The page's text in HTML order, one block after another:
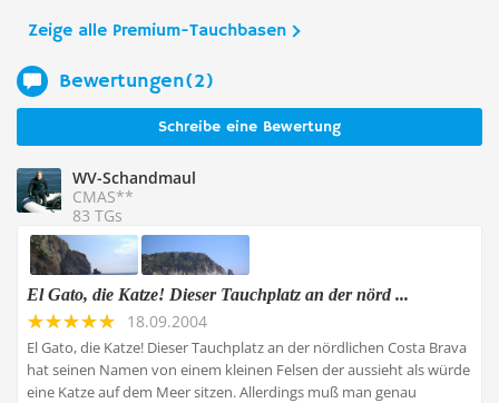
Zeige alle Premium-Tauchbasen
Bewertungen(2)
Schreibe eine Bewertung
WV-Schandmaul
CMAS**
83 TGs
El Gato, die Katze! Dieser Tauchplatz an der nörd ...
18.09.2004
El Gato, die Katze! Dieser Tauchplatz an der nördlichen Costa Brava
hat seinen Namen von einem kleinen Felsen der aussieht als würde
eine Katze auf dem Meer sitzen. Allerdings muß man genau